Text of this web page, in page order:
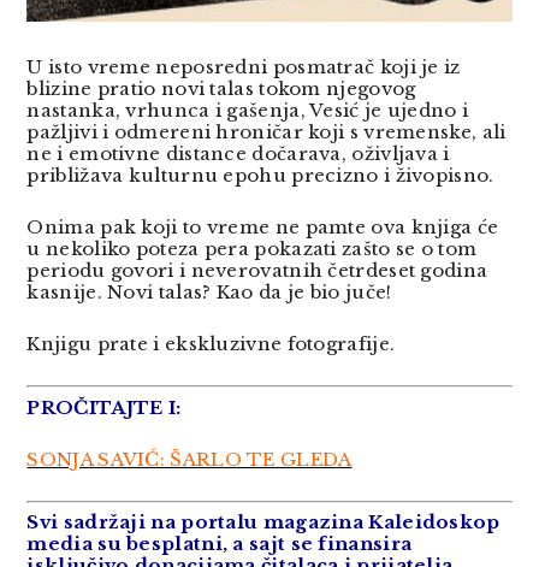
U isto vreme neposredni posmatrač koji je iz
blizine pratio novi talas tokom njegovog
nastanka, vrhunca i gašenja, Vesić je ujedno i
pažljivi i odmereni hroničar koji s vremenske, ali
ne i emotivne distance dočarava, oživljava i
približava kulturnu epohu precizno i živopisno.
Onima pak koji to vreme ne pamte ova knjiga će
u nekoliko poteza pera pokazati zašto se o tom
periodu govori i neverovatnih četrdeset godina
kasnije. Novi talas? Kao da je bio juče!
Knjigu prate i ekskluzivne fotografije.
PROČITAJTE I:
SONJA SAVIĆ: ŠARLO TE GLEDA
Svi sadržaji na portalu magazina Kaleidoskop
media su besplatni, a sajt se finansira